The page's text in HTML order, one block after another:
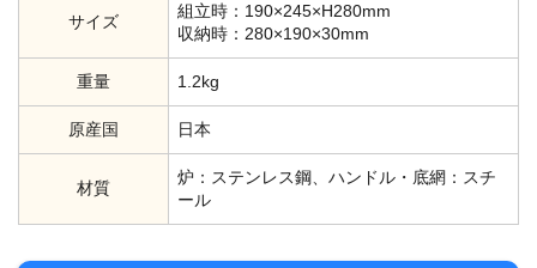
サイズ
組立時：190×245×H280mm
収納時：280×190×30mm
重量 1.2kg
原産国 日本
材質
炉：ステンレス鋼、ハンドル・底網：スチ
ール